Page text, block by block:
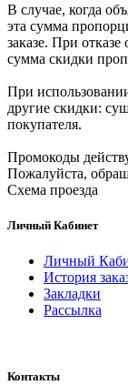
В случае, когда
эта сумма
заказе. При
сумма скидки
При
другие скидки:
покупателя.
Промокоды
Пожалуйста,
Схема проезда
Личный Кабинет
Личный
История
Закладки
Рассылка
Контакты